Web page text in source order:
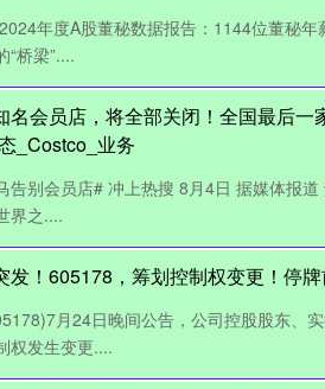
年度A股董秘数据报告：1144位董秘
“桥梁”....
名会员店，将全部关闭！全国最后一
_Costco_业务
告别会员店# 冲上热搜 8月4日 据媒体报
界之....
发！605178，筹划控制权变更！停
月24日晚间公告，公司控股股东、
权发生变更....